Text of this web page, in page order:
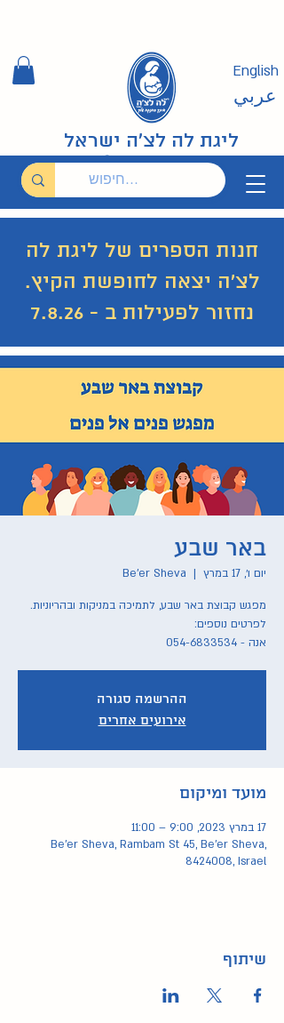
ליגת לה לצ'ה ישראל
English
عربي
חנות הספרים של ליגת לה
לצ'ה יצאה לחופשת הקיץ.
נחזור לפעילות ב - 7.8.26
באר שבע
יום ו׳, 17 במרץ
  |
Be'er Sheva
אנה - 054-6833534
ההרשמה סגורה
אירועים אחרים
מועד ומיקום
17 במרץ 2023, 9:00 – 11:00
Be'er Sheva, Rambam St 45, Be'er Sheva,
8424008, Israel
שיתוף